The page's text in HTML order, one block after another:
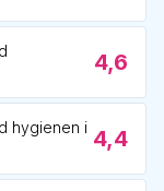
4,6
hygienen i 4,4